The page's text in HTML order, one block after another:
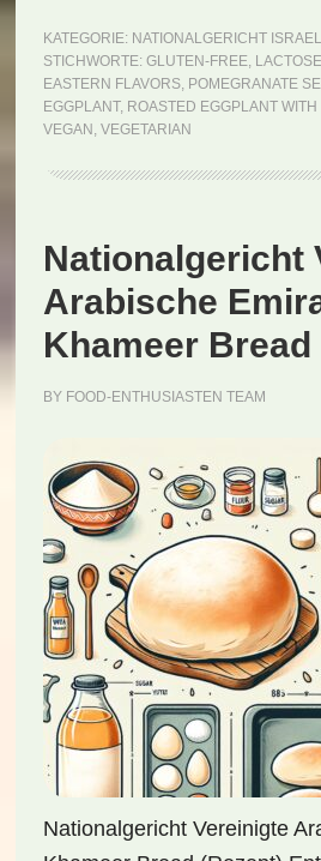
KATEGORIE: NATIONALGERICHT ISRAEL
STICHWORTE: GLUTEN-FREE,
EASTERN FLAVORS, POMEGRANATE
EGGPLANT, ROASTED EGGPLANT
VEGAN , VEGETARIAN
Nationalgericht
Arabische
Khameer Bread
BY FOOD-ENTHUSIASTEN TEAM
Nationalgericht Vereinigte